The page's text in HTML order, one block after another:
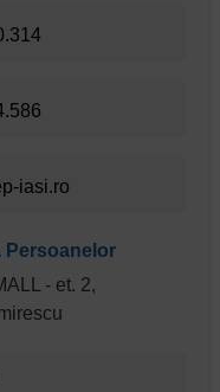
iasi.ro
Persoanelor
- et. 2,